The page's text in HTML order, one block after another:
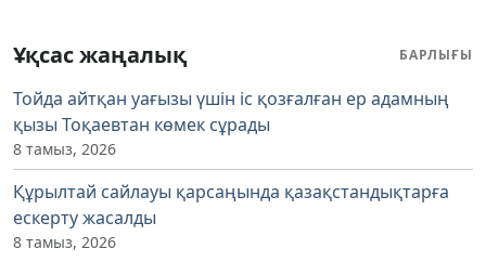
Ұқсас жаңалық БАРЛЫҒЫ
Тойда айтқан уағызы үшін іс қозғалған ер адамның
қызы Тоқаевтан көмек сұрады
8 тамыз, 2026
Құрылтай сайлауы қарсаңында қазақстандықтарға
ескерту жасалды
8 тамыз, 2026